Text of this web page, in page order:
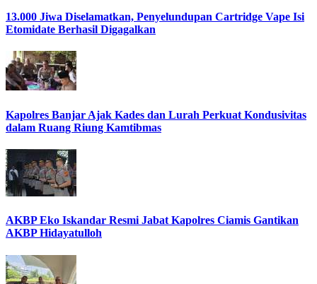
13.000 Jiwa Diselamatkan, Penyelundupan Cartridge Vape Isi
Etomidate Berhasil Digagalkan
Kapolres Banjar Ajak Kades dan Lurah Perkuat Kondusivitas
dalam Ruang Riung Kamtibmas
AKBP Eko Iskandar Resmi Jabat Kapolres Ciamis Gantikan
AKBP Hidayatulloh